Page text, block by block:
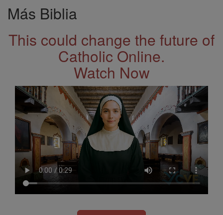
Más Biblia
This could change the future of
Catholic Online.
Watch Now